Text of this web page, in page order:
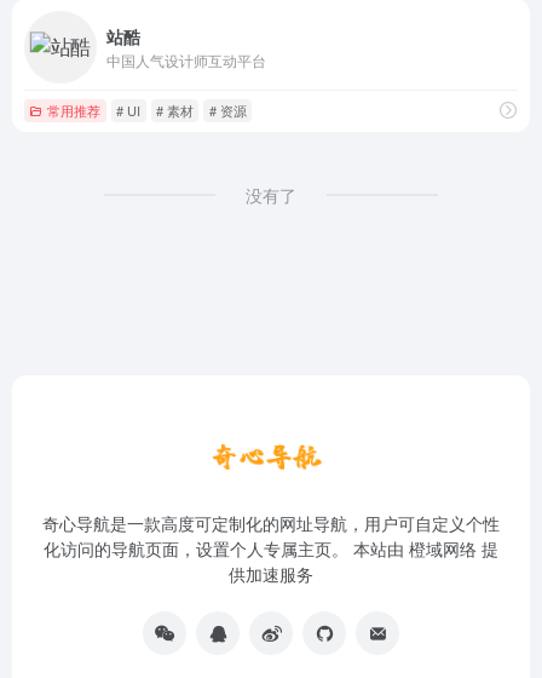
站酷
中国人气设计师互动平台
常用推荐 # UI # 素材 # 资源
没有了
奇心导航是一款高度可定制化的网址导航，用户可自定义个性
化访问的导航页面，设置个人专属主页。 本站由 橙域网络 提
供加速服务